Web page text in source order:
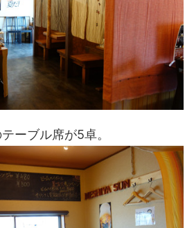
ーブル席が5卓。